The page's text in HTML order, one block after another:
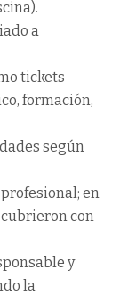
a
tickets
formación,
según
en
cubrieron con
y
la